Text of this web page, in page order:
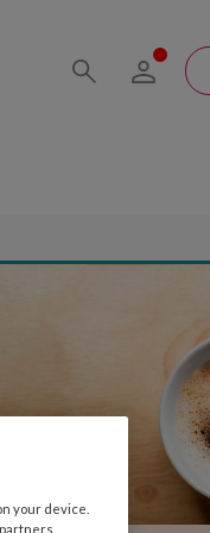
your device.